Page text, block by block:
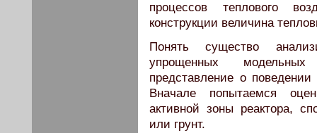
процессов теплового
конструкции величина
Понять существо
упрощенных
представление о
Вначале попытаемся
активной зоны реактора,
или грунт.